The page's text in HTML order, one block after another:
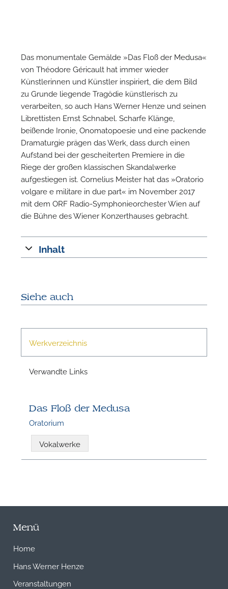
Das monumentale Gemälde »Das Floß der Medusa«
von Théodore Géricault hat immer wieder
Künstlerinnen und Künstler inspiriert, die dem Bild
zu Grunde liegende Tragödie künstlerisch zu
verarbeiten, so auch Hans Werner Henze und seinen
Librettisten Ernst Schnabel. Scharfe Klänge,
beißende Ironie, Onomatopoesie und eine packende
Dramaturgie prägen das Werk, dass durch einen
Aufstand bei der gescheiterten Premiere in die
Riege der großen klassischen Skandalwerke
aufgestiegen ist. Cornelius Meister hat das »Oratorio
volgare e militare in due part« im November 2017
mit dem ORF Radio-Symphonieorchester Wien auf
die Bühne des Wiener Konzerthauses gebracht.
Inhalt
Siehe auch
Werkverzeichnis
Verwandte Links
Das Floß der Medusa
Oratorium
Vokalwerke
Menü
Home
Hans Werner Henze
Veranstaltungen